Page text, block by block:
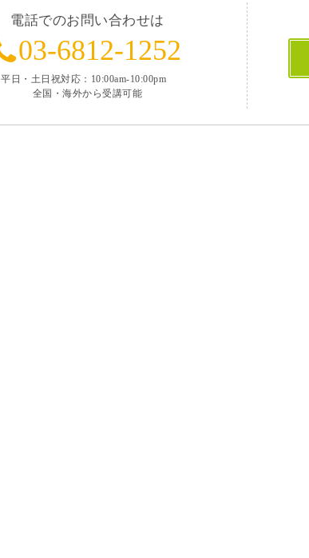
電話でのお問い合わせは
03-6812-1252
平日・土日祝対応：10:00am-10:00pm
全国・海外から受講可能